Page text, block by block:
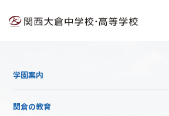
学園案内
関倉の教育